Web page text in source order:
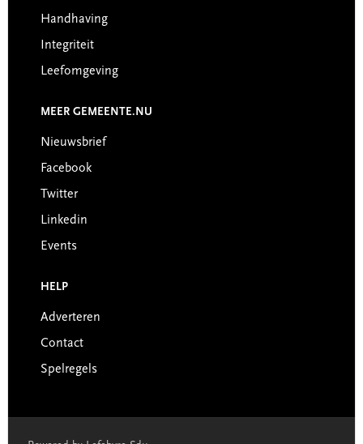
Handhaving
Integriteit
Leefomgeving
MEER GEMEENTE.NU
Nieuwsbrief
Facebook
Twitter
Linkedin
Events
HELP
Adverteren
Contact
Spelregels